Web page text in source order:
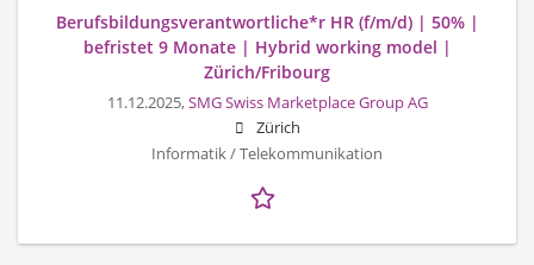
Berufsbildungsverantwortliche*r HR (f/m/d) | 50% |
befristet 9 Monate | Hybrid working model |
Zürich/Fribourg
11.12.2025,SMG Swiss Marketplace Group AG
Zürich
Informatik / Telekommunikation